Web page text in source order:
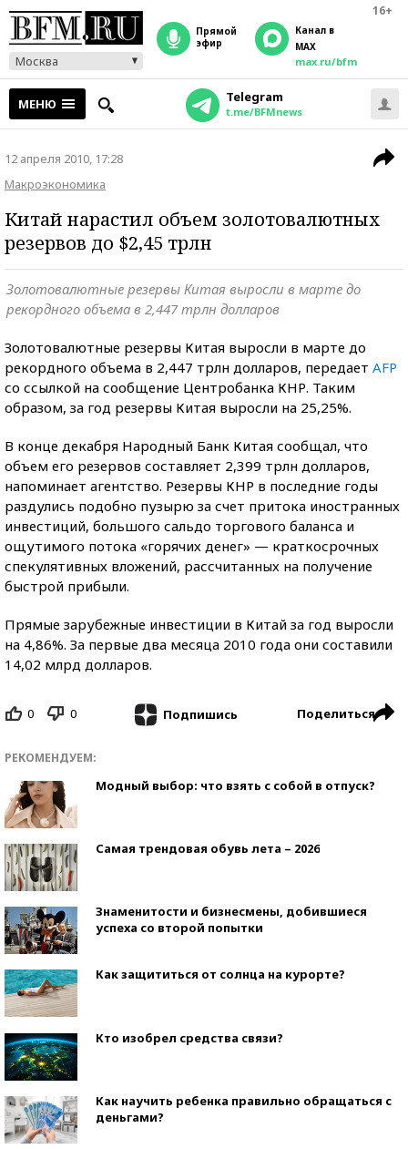
16+
Москва
прямой
эфир
Канал в
MAX
max.ru/bfm
МЕНЮ Telegram
t.me/BFMnews
12 апреля 2010, 17:28
Макроэкономика
Китай нарастил объем золотовалютных
резервов до $2,45 трлн
Золотовалютные резервы Китая выросли в марте до
рекордного объема в 2,447 трлн долларов
Золотовалютные резервы Китая выросли в марте до
рекордного объема в 2,447 трлн долларов, передает AFP
со ссылкой на сообщение Центробанка КНР. Таким
образом, за год резервы Китая выросли на 25,25%.
В конце декабря Народный Банк Китая сообщал, что
объем его резервов составляет 2,399 трлн долларов,
напоминает агентство. Резервы КНР в последние годы
раздулись подобно пузырю за счет притока иностранных
инвестиций, большого сальдо торгового баланса и
ощутимого потока «горячих денег» — краткосрочных
спекулятивных вложений, рассчитанных на получение
быстрой прибыли.
Прямые зарубежные инвестиции в Китай за год выросли
на 4,86%. За первые два месяца 2010 года они составили
14,02 млрд долларов.
0 0 Подпишись Поделиться
РЕКОМЕНДУЕМ:
Модный выбор: что взять с собой в отпуск?
Самая трендовая обувь лета – 2026
Знаменитости и бизнесмены, добившиеся
успеха со второй попытки
Как защититься от солнца на курорте?
Кто изобрел средства связи?
Как научить ребенка правильно обращаться с
деньгами?